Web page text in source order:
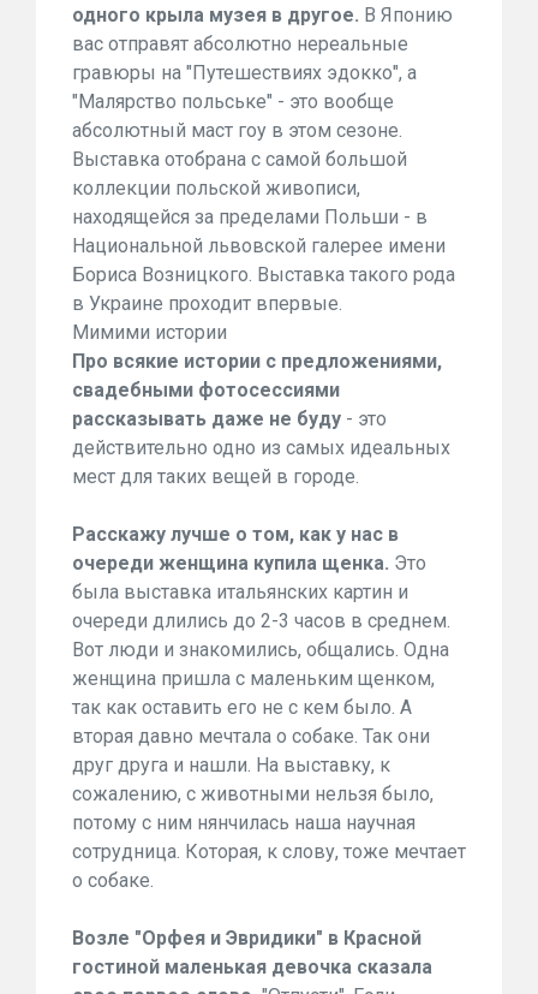
одного крыла музея в другое. В Японию
вас отправят абсолютно нереальные
гравюры на "Путешествиях эдокко", а
"Малярство польське" - это вообще
абсолютный маст гоу в этом сезоне.
Выставка отобрана с самой большой
коллекции польской живописи,
находящейся за пределами Польши - в
Национальной львовской галерее имени
Бориса Возницкого. Выставка такого рода
в Украине проходит впервые.
Мимими истории
Про всякие истории с предложениями,
свадебными фотосессиями
рассказывать даже не буду - это
действительно одно из самых идеальных
мест для таких вещей в городе.
Расскажу лучше о том, как у нас в
очереди женщина купила щенка. Это
была выставка итальянских картин и
очереди длились до 2-3 часов в среднем.
Вот люди и знакомились, общались. Одна
женщина пришла с маленьким щенком,
так как оставить его не с кем было. А
вторая давно мечтала о собаке. Так они
друг друга и нашли. На выставку, к
сожалению, с животными нельзя было,
потому с ним нянчилась наша научная
сотрудница. Которая, к слову, тоже мечтает
о собаке.
Возле "Орфея и Эвридики" в Красной
гостиной маленькая девочка сказала